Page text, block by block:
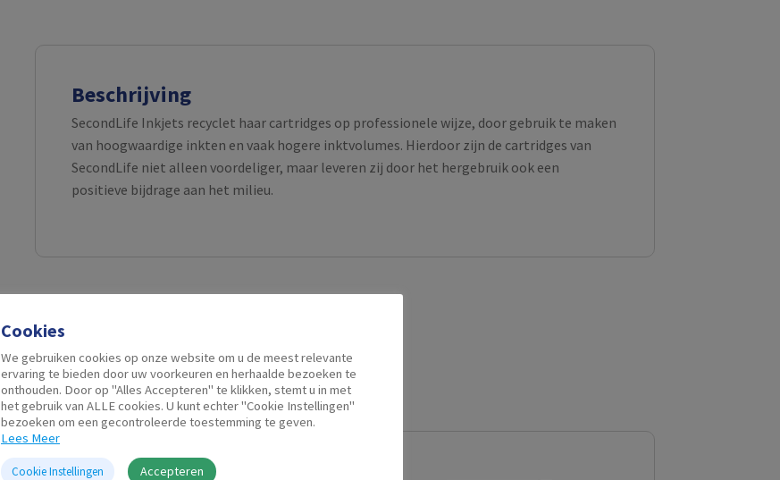
Beschrijving
SecondLife Inkjets recyclet haar cartridges op professionele wijze, door gebruik te maken
van hoogwaardige inkten en vaak hogere inktvolumes. Hierdoor zijn de cartridges van
SecondLife niet alleen voordeliger, maar leveren zij door het hergebruik ook een
positieve bijdrage aan het milieu.
Gerelateerde producten
Cookies
We gebruiken cookies op onze website om u de meest relevante
ervaring te bieden door uw voorkeuren en herhaalde bezoeken te
onthouden. Door op "Alles Accepteren" te klikken, stemt u in met
het gebruik van ALLE cookies. U kunt echter "Cookie Instellingen"
bezoeken om een gecontroleerde toestemming te geven.
Lees Meer
Cookie Instellingen Accepteren